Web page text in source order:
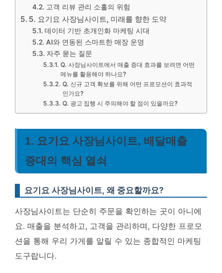
고객 리뷰 관리 소홀의 위험
5. 요기요 사장님사이트, 미래를 향한 도약
데이터 기반 초개인화 마케팅 시대
AI와 연동된 스마트한 매장 운영
자주 묻는 질문
Q. 사장님사이트에서 매출 증대 효과를 보려면 어떤
메뉴를 활용해야 하나요?
Q. 신규 고객 확보를 위해 어떤 프로모션이 효과적
인가요?
Q. 광고 집행 시 주의해야 할 점이 있을까요?
1. 요기요 사장님사이트, 배달매출
증대의 핵심 열쇠
요기요 사장님사이트, 왜 중요할까요?
사장님사이트는 단순히 주문을 확인하는 곳이 아니에
요. 매출을 분석하고, 고객을 관리하며, 다양한 프로모
션을 통해 우리 가게를 알릴 수 있는 종합적인 마케팅
도구랍니다.